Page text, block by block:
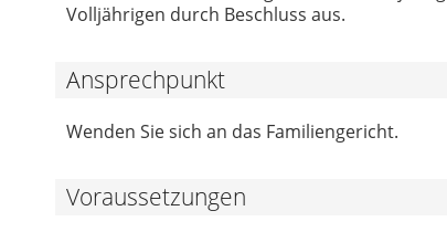
Volljährigen durch Beschluss aus.
Ansprechpunkt
Wenden Sie sich an das Familiengericht.
Voraussetzungen